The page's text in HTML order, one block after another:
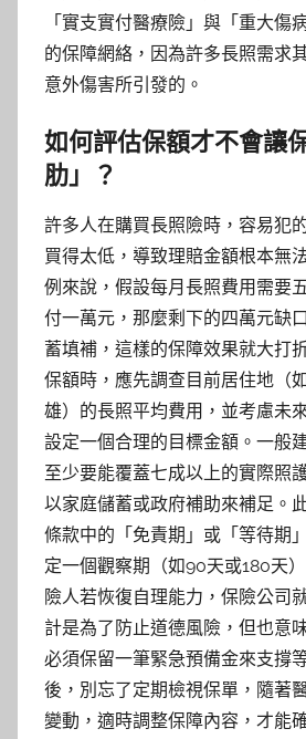
「實支實付醫療險」與「重大傷
的保障網絡，因為許多長照需求
意外傷害所引發的。
如何評估保額才不會讓
肋」？
許多人在購買長照險時，容易犯
買得太低，導致理賠金額根本無
例來說，假設每月長照費用需要
付一萬元，那麼剩下的四萬元缺
蓄填補，這樣的保障效果就大打
保額時，應先調查目前居住地（
雄）的長照平均費用，並考慮未
設定一個合理的目標金額。一般
至少要能覆蓋七成以上的實際照
以家庭儲蓄或政府補助來補足。
條款中的「免責期」或「等待期
定一個觀察期（如90天或180天
險人若恢復自理能力，保險公司
計是為了防止道德風險，但也意
必須保留一筆緊急預備金來支撐
後，別忘了定期檢視保單，隨著
變動，適時調整保障內容，才能